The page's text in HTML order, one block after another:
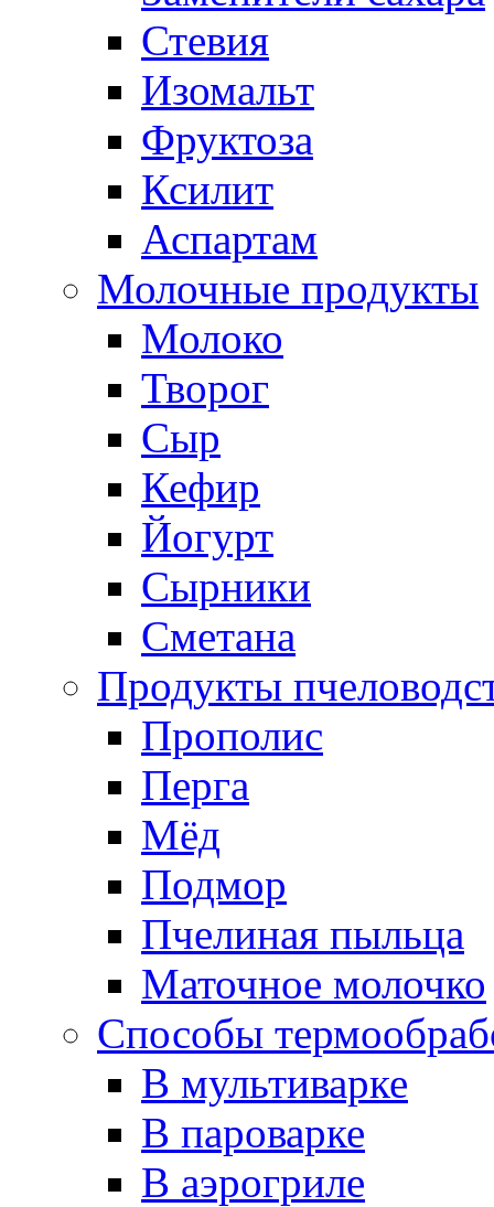
Стевия
Изомальт
Фруктоза
Ксилит
Аспартам
Молочные продукты
Молоко
Творог
Сыр
Кефир
Йогурт
Сырники
Сметана
Продукты
Прополис
Перга
Мёд
Подмор
Пчелиная пыльца
Маточное молочко
Способы
В мультиварке
В пароварке
В аэрогриле